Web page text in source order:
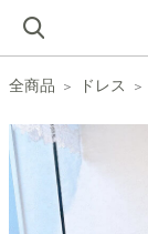
全商品 ドレス